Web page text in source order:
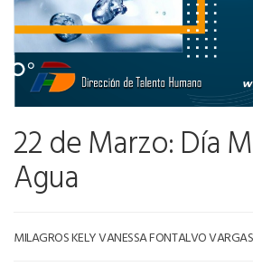
22 de Marzo: Día
Agua
MILAGROS KELY VANESSA FONTALVO VARGAS